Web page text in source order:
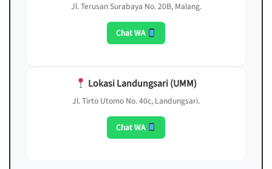
Jl. Terusan Surabaya No. 20B, Malang.
Chat WA
Lokasi Landungsari (UMM)
Jl. Tirto Utomo No. 40c, Landungsari.
Chat WA